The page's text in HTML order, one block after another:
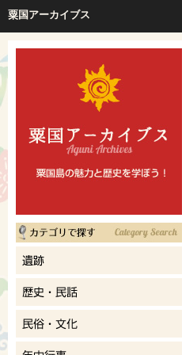
粟国アーカイブス